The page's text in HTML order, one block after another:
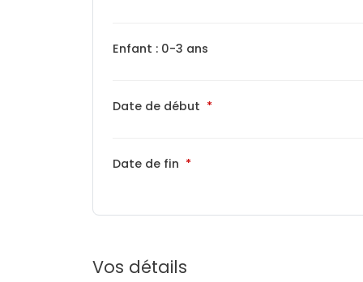
Enfant : 0-3 ans
Date de début
Date de fin
Vos détails